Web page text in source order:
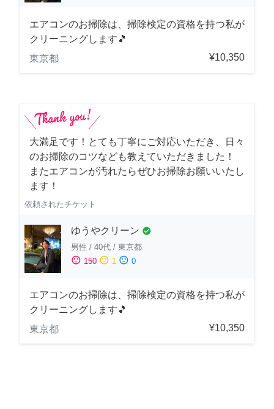
エアコンのお掃除は、掃除検定の資格を持つ私が
クリーニングします🎵
東京都
¥10,350
大満足です！とても丁寧にご対応いただき、日々
のお掃除のコツなども教えていただきました！
またエアコンが汚れたらぜひお掃除お願いいたし
ます！
依頼されたチケット
ゆうやクリーン check_circle
男性 / 40代 / 東京都
sentiment_satisfied 150 sentiment_neutral 1 sentiment_dissatisfied 0
エアコンのお掃除は、掃除検定の資格を持つ私が
クリーニングします🎵
東京都
¥10,350